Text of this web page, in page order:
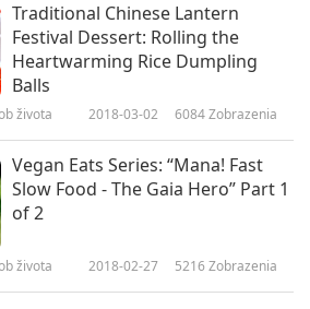
Traditional Chinese Lantern
Festival Dessert: Rolling the
Heartwarming Rice Dumpling
Balls
života 2018-03-02 6084Zobrazenia
Vegan Eats Series: “Mana! Fast
Slow Food - The Gaia Hero” Part 1
of 2
života 2018-02-27 5216Zobrazenia